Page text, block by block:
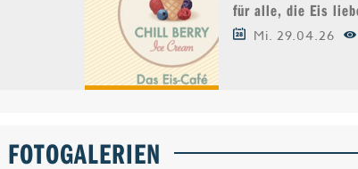
für alle, die Eis
Mi. 29.04.26
FOTOGALERIEN